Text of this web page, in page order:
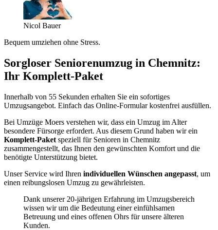
Nicol Bauer
Bequem umziehen ohne Stress.
Sorgloser Seniorenumzug in Chemnitz:
Ihr Komplett-Paket
Innerhalb von 55 Sekunden erhalten Sie ein sofortiges
Umzugsangebot. Einfach das Online-Formular kostenfrei ausfüllen.
Bei Umzüge Moers verstehen wir, dass ein Umzug im Alter
besondere Fürsorge erfordert. Aus diesem Grund haben wir ein
Komplett-Paket speziell für Senioren in Chemnitz
zusammengestellt, das Ihnen den gewünschten Komfort und die
benötigte Unterstützung bietet.
Unser Service wird Ihren individuellen Wünschen angepasst, um
einen reibungslosen Umzug zu gewährleisten.
Dank unserer 20-jährigen Erfahrung im Umzugsbereich
wissen wir um die Bedeutung einer einfühlsamen
Betreuung und eines offenen Ohrs für unsere älteren
Kunden.